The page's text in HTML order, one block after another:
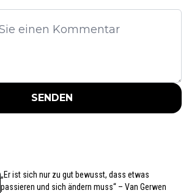
SENDEN
„Er ist sich nur zu gut bewusst, dass etwas
passieren und sich ändern muss“ – Van Gerwen